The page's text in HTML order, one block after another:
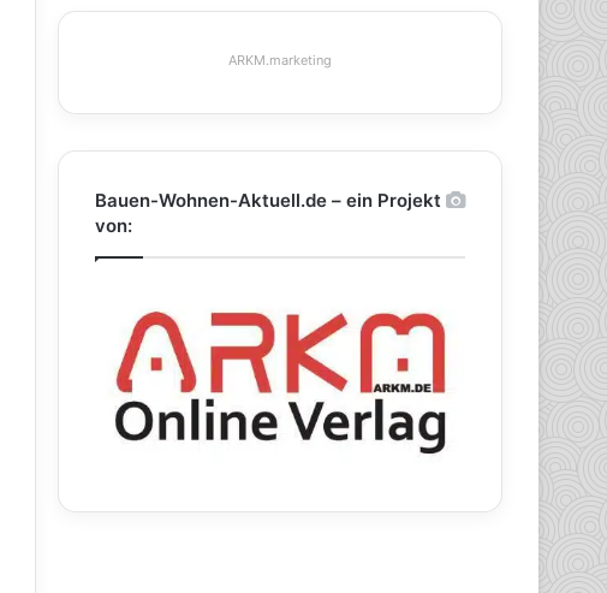
ARKM.marketing
Bauen-Wohnen-Aktuell.de – ein Projekt
von: